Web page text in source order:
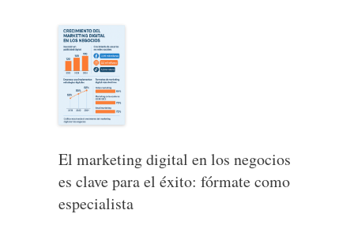
El marketing digital en los negocios
es clave para el éxito: fórmate como
especialista